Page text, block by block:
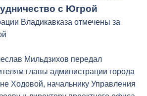
Гражданская оборона в
чрезвычайных ситуациях
органа
Именно поэтому особенно важно
Специалисты внимательно
и учитывают каждую деталь при
14 специалистов и 9 единиц
условия позволят, то работы мы
срока.
с Югрой
Владикавказа отмечены за
Мильдзихов передал
главы администрации города
Ходовой, начальнику Управления